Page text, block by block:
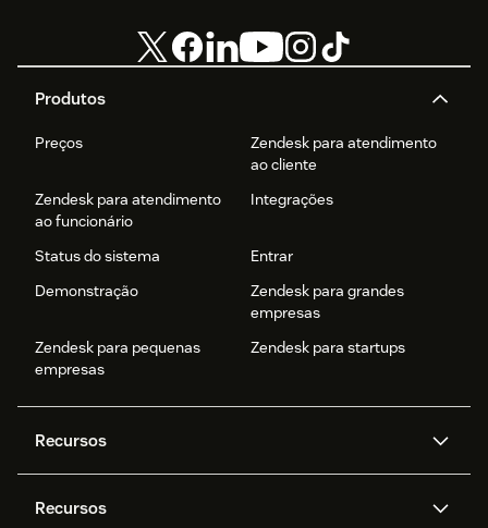
Produtos
Preços
Zendesk para atendimento
ao cliente
Zendesk para atendimento
ao funcionário
Integrações
Status do sistema
Entrar
Demonstração
Zendesk para grandes
empresas
Zendesk para pequenas
empresas
Zendesk para startups
Recursos
Zendesk AI
Mensagens e chat em tempo
Recursos